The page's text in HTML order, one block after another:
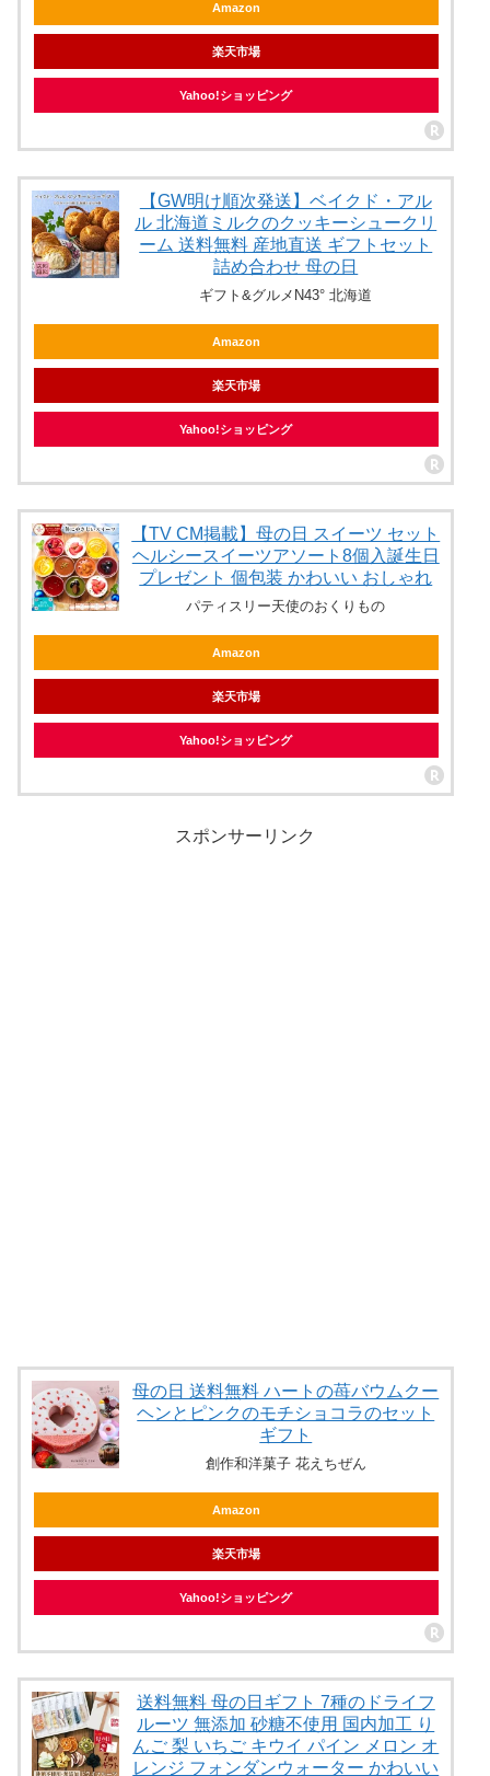
Amazon
楽天市場
Yahoo!ショッピング
【GW明け順次発送】ベイクド・アル
ル 北海道ミルクのクッキーシュークリ
ーム 送料無料 産地直送 ギフトセット
詰め合わせ 母の日
ギフト&グルメN43° 北海道
Amazon
楽天市場
Yahoo!ショッピング
【TV CM掲載】母の日 スイーツ セット
ヘルシースイーツアソート8個入誕生日
プレゼント 個包装 かわいい おしゃれ
パティスリー天使のおくりもの
Amazon
楽天市場
Yahoo!ショッピング
スポンサーリンク
母の日 送料無料 ハートの苺バウムクー
ヘンとピンクのモチショコラのセット
ギフト
創作和洋菓子 花えちぜん
Amazon
楽天市場
Yahoo!ショッピング
送料無料 母の日ギフト 7種のドライフ
ルーツ 無添加 砂糖不使用 国内加工 り
んご 梨 いちご キウイ パイン メロン オ
レンジ フォンダンウォーター かわいい